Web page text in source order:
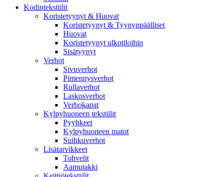
Kodintekstiilit
Koristetyynyt & Huovat
Koristetyynyt & Tyynynpäälliset
Huovat
Koristetyynyt ulkotiloihin
Sisätyynyt
Verhot
Sivuverhot
Pimennysverhot
Rullaverhot
Laskosverhot
Verhokapat
Kylpyhuoneen tekstiilit
Pyyhkeet
Kylpyhuoneen matot
Suihkuverhot
Lisätarvikkeet
Tohvelit
Aamutakki